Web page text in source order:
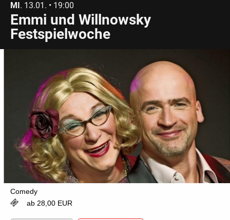
MI . 13.01. • 19:00
Emmi und Willnowsky
Festspielwoche
Comedy
ab 28,00 EUR